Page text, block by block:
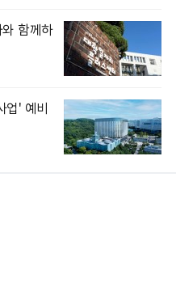
와 함께하
' 예비